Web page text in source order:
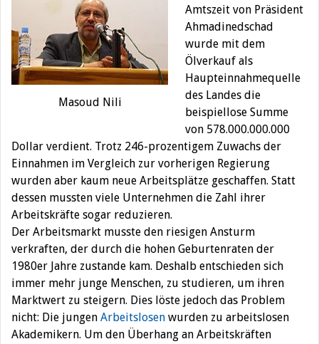
Masoud Nili
Amtszeit von Präsident
Ahmadinedschad
wurde mit dem
Ölverkauf als
Haupteinnahmequelle
des Landes die
beispiellose Summe
von 578.000.000.000
Dollar verdient. Trotz 246-prozentigem Zuwachs der
Einnahmen im Vergleich zur vorherigen Regierung
wurden aber kaum neue Arbeitsplätze geschaffen. Statt
dessen mussten viele Unternehmen die Zahl ihrer
Arbeitskräfte sogar reduzieren.
Der Arbeitsmarkt musste den riesigen Ansturm
verkraften, der durch die hohen Geburtenraten der
1980er Jahre zustande kam. Deshalb entschieden sich
immer mehr junge Menschen, zu studieren, um ihren
Marktwert zu steigern. Dies löste jedoch das Problem
nicht: Die jungen Arbeitslosen wurden zu arbeitslosen
Akademikern. Um den Überhang an Arbeitskräften